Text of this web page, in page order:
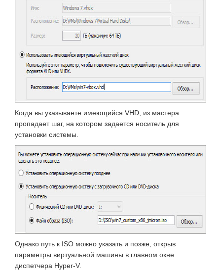
Когда вы указываете имеющийся VHD, из мастера
пропадает шаг, на котором задается носитель для
установки системы.
Однако путь к ISO можно указать и позже, открыв
параметры виртуальной машины в главном окне
диспетчера Hyper-V.